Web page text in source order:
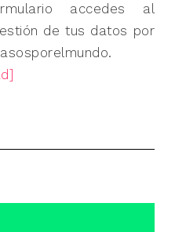
accedes al
de tus datos por